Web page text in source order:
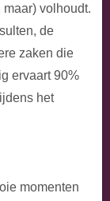
volhoudt.
de
zaken die
ervaart 90%
het
momenten